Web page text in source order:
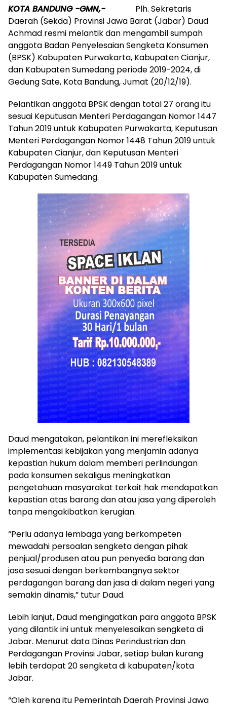
KOTA BANDUNG -GMN,-
Plh. Sekretaris
Daerah (Sekda) Provinsi Jawa Barat (Jabar) Daud
Achmad resmi melantik dan mengambil sumpah
anggota Badan Penyelesaian Sengketa Konsumen
(BPSK) Kabupaten Purwakarta, Kabupaten Cianjur,
dan Kabupaten Sumedang periode 2019-2024, di
Gedung Sate, Kota Bandung, Jumat (20/12/19).
Pelantikan anggota BPSK dengan total 27 orang itu
sesuai Keputusan Menteri Perdagangan Nomor 1447
Tahun 2019 untuk Kabupaten Purwakarta, Keputusan
Menteri Perdagangan Nomor 1448 Tahun 2019 untuk
Kabupaten Cianjur, dan Keputusan Menteri
Perdagangan Nomor 1449 Tahun 2019 untuk
Kabupaten Sumedang.
Daud mengatakan, pelantikan ini merefleksikan
implementasi kebijakan yang menjamin adanya
kepastian hukum dalam memberi perlindungan
pada konsumen sekaligus meningkatkan
pengetahuan masyarakat terkait hak mendapatkan
kepastian atas barang dan atau jasa yang diperoleh
tanpa mengakibatkan kerugian.
“Perlu adanya lembaga yang berkompeten
mewadahi persoalan sengketa dengan pihak
penjual/produsen atau pun penyedia barang dan
jasa sesuai dengan berkembangnya sektor
perdagangan barang dan jasa di dalam negeri yang
semakin dinamis,” tutur Daud.
Lebih lanjut, Daud mengingatkan para anggota BPSK
yang dilantik ini untuk menyelesaikan sengketa di
Jabar. Menurut data Dinas Perindustrian dan
Perdagangan Provinsi Jabar, setiap bulan kurang
lebih terdapat 20 sengketa di kabupaten/kota
Jabar.
“Oleh karena itu Pemerintah Daerah Provinsi Jawa